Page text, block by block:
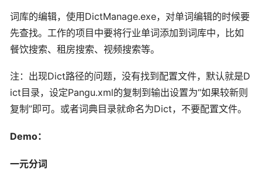
词库的编辑，使用DictManage.exe，对单词编辑的时候要
先查找。工作的项目中要将行业单词添加到词库中，比如
餐饮搜索、租房搜索、视频搜索等。
注：出现Dict路径的问题，没有找到配置文件，默认就是D
ict目录，设定Pangu.xml的复制到输出设置为“如果较新则
复制”即可。或者词典目录就命名为Dict，不要配置文件。
Demo：
一元分词